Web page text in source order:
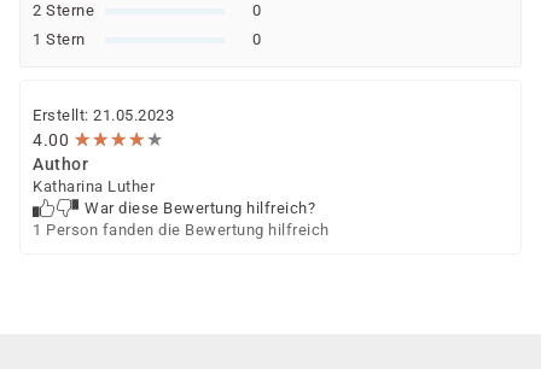
2 Sterne
0
1 Stern
0
Erstellt: 21.05.2023
4.00 ★★★★★
★★★★★
Author
Katharina Luther
War diese Bewertung hilfreich?
1 Person fanden die Bewertung hilfreich